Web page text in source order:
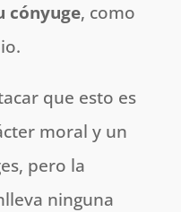
cónyuge, como
que esto es
moral y un
pero la
ninguna